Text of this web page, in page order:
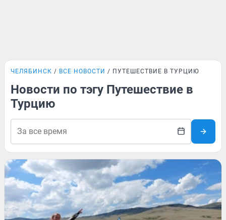
ЧЕЛЯБИНСК ВСЕ НОВОСТИ ПУТЕШЕСТВИЕ В ТУРЦИЮ
Новости по тэгу Путешествие в
Турцию